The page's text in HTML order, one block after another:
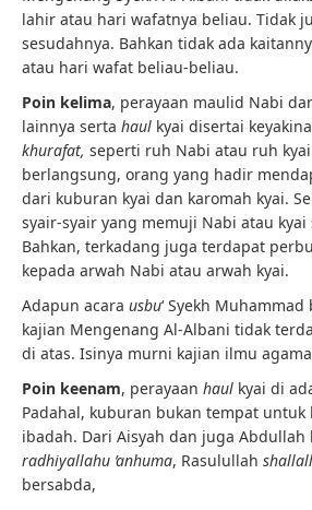
lahir atau hari wafatnya beliau. Tidak
sesudahnya. Bahkan tidak ada
atau hari wafat beliau-beliau.
Poin kelima, perayaan maulid Nabi
lainnya serta haul kyai disertai
khurafat, seperti ruh Nabi atau ruh
berlangsung, orang yang hadir
dari kuburan kyai dan karomah kyai.
syair-syair yang memuji Nabi atau
Bahkan, terkadang juga terdapat
kepada arwah Nabi atau arwah kyai.
Adapun acara usbu‘ Syekh
kajian Mengenang Al-Albani tidak
di atas. Isinya murni kajian ilmu
Poin keenam, perayaan haul kyai di
Padahal, kuburan bukan tempat
ibadah. Dari Aisyah dan juga Abdullah
radhiyallahu ’anhuma, Rasulullah
bersabda,